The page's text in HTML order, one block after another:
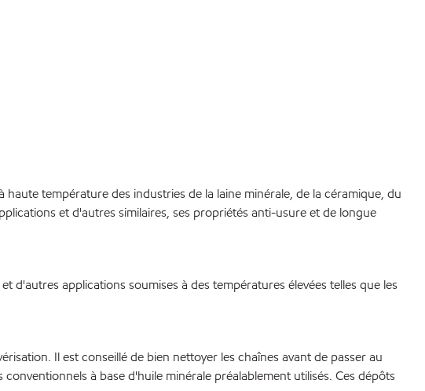
température des industries de la laine minérale, de la céramique, du
et d'autres similaires, ses propriétés anti-usure et de longue
applications soumises à des températures élevées telles que les
Il est conseillé de bien nettoyer les chaînes avant de passer au
à base d'huile minérale préalablement utilisés. Ces dépôts